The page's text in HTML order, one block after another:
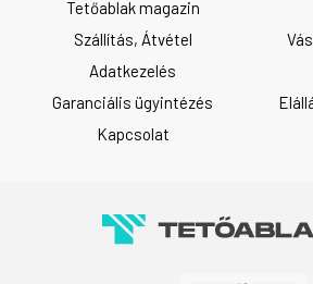
Tetőablak magazin
Szállítás, Átvétel
Adatkezelés
Garanciális ügyintézés
Kapcsolat